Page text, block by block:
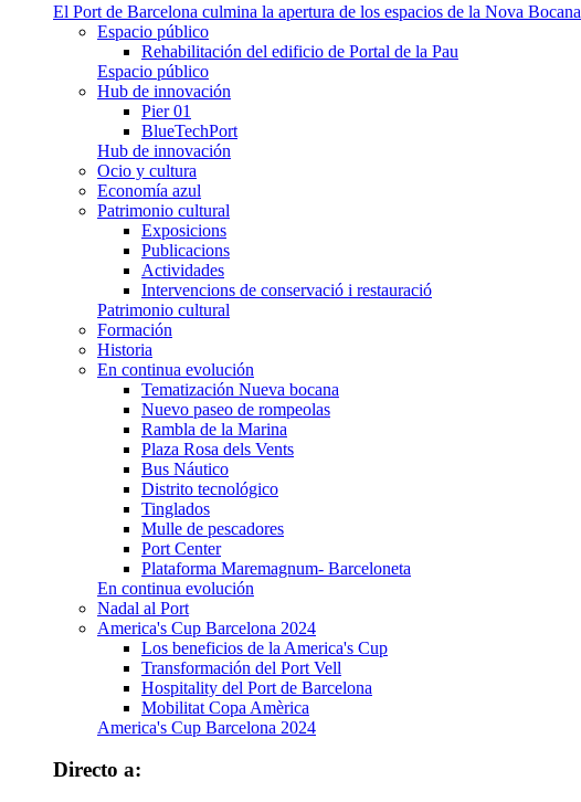
El Port de Barcelona culmina la apertura de los espacios de la Nova Bocana
Espacio público
Rehabilitación del edificio de Portal de la Pau
Espacio público
Hub de innovación
Pier 01
BlueTechPort
Hub de innovación
Ocio y cultura
Economía azul
Patrimonio cultural
Exposicions
Publicacions
Actividades
Intervencions de conservació i restauració
Patrimonio cultural
Formación
Historia
En continua evolución
Tematización Nueva bocana
Nuevo paseo de rompeolas
Rambla de la Marina
Plaza Rosa dels Vents
Bus Náutico
Distrito tecnológico
Tinglados
Mulle de pescadores
Port Center
Plataforma Maremagnum- Barceloneta
En continua evolución
Nadal al Port
America's Cup Barcelona 2024
Los beneficios de la America's Cup
Transformación del Port Vell
Hospitality del Port de Barcelona
Mobilitat Copa Amèrica
America's Cup Barcelona 2024
Directo a: